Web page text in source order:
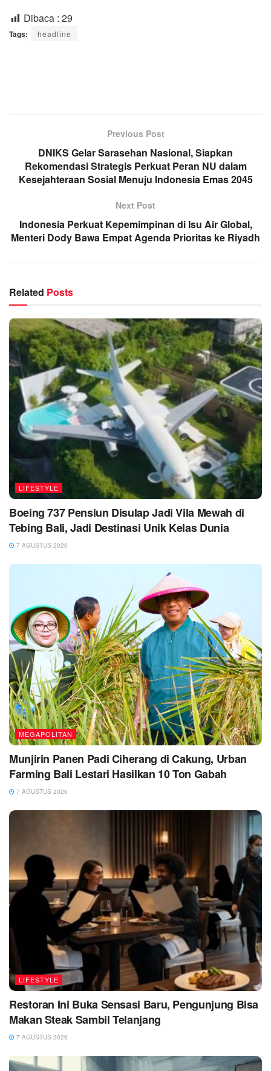
Dibaca : 29
Tags: headline
Previous Post
DNIKS Gelar Sarasehan Nasional, Siapkan
Rekomendasi Strategis Perkuat Peran NU dalam
Kesejahteraan Sosial Menuju Indonesia Emas 2045
Next Post
Indonesia Perkuat Kepemimpinan di Isu Air Global,
Menteri Dody Bawa Empat Agenda Prioritas ke Riyadh
Related Posts
LIFESTYLE
Boeing 737 Pensiun Disulap Jadi Vila Mewah di
Tebing Bali, Jadi Destinasi Unik Kelas Dunia
7 AGUSTUS 2026
MEGAPOLITAN
Munjirin Panen Padi Ciherang di Cakung, Urban
Farming Bali Lestari Hasilkan 10 Ton Gabah
7 AGUSTUS 2026
LIFESTYLE
Restoran Ini Buka Sensasi Baru, Pengunjung Bisa
Makan Steak Sambil Telanjang
7 AGUSTUS 2026